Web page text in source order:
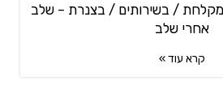
/ בשירותים / בצנרת – שלב
אחרי שלב
קרא עוד »